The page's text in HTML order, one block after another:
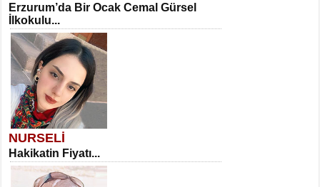
Erzurum’da Bir Ocak Cemal Gürsel
İlkokulu...
NURSELİ
Hakikatin Fiyatı...